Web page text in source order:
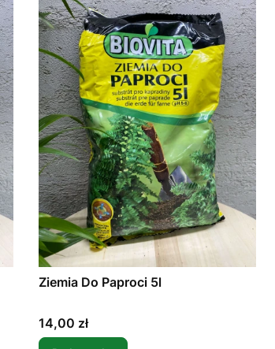
Ziemia Do Paproci 5l
Cena
14,00 zł